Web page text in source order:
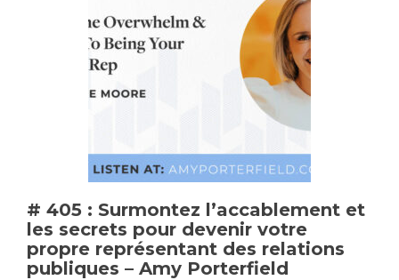
# 405 : Surmontez l’accablement et
les secrets pour devenir votre
propre représentant des relations
publiques – Amy Porterfield